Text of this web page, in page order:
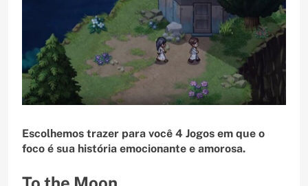
Escolhemos trazer para você 4 Jogos em que o
foco é sua história emocionante e amorosa.